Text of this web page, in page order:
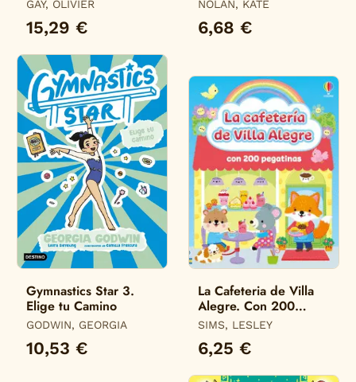
GAY, OLIVIER
15,29 €
NOLAN, KATE
6,68 €
Gymnastics Star 3.
Elige tu Camino
GODWIN, GEORGIA
10,53 €
La Cafeteria de Villa
Alegre. Con 200
Pegatinas
SIMS, LESLEY
6,25 €